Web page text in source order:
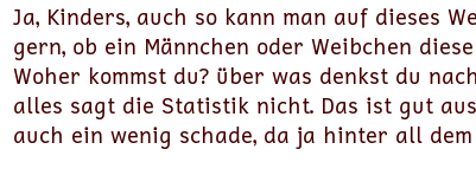
Ja, Kinders, auch so kann man auf dieses
gern, ob ein Männchen oder Weibchen
Woher kommst du? über was denkst du
alles sagt die Statistik nicht. Das ist gut
auch ein wenig schade, da ja hinter all dem